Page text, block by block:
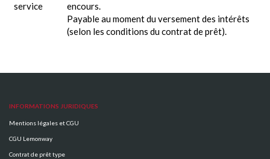
service
encours.
Payable au moment du versement des intérêts
(selon les conditions du contrat de prêt).
INFORMATIONS JURIDIQUES
Mentions légales et CGU
CGU Lemonway
Contrat de prêt type